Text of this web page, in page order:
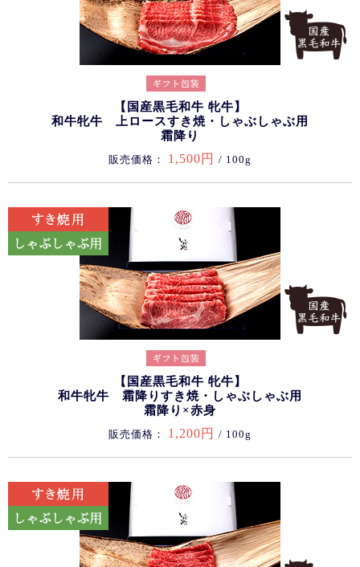
【国産黒毛和牛 牝牛】
和牛牝牛 上ロースすき焼・しゃぶしゃぶ用
霜降り
販売価格： 1,500円 / 100g
【国産黒毛和牛 牝牛】
和牛牝牛 霜降りすき焼・しゃぶしゃぶ用
霜降り×赤身
販売価格： 1,200円 / 100g